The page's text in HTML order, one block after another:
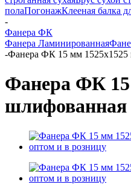
полаПогонажКлееная балка
-
Фанера ФК
Фанера Ламинированная
-Фанера ФК 15 мм 1525х1525
Фанера ФК 15
шлифованная